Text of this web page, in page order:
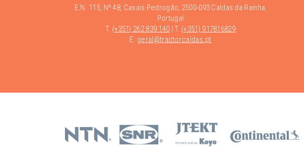
E.N. 115, Nº 48, Casais Pedrogão, 2500-093 Caldas da Rainha,
Portugal
T. (+351) 262 839 140 | T. (+351) 917816829
E. geral@tractorcaldas.pt